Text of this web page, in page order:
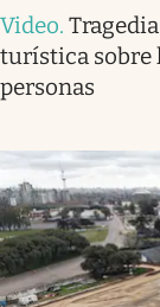
Video.
turística sobre
personas